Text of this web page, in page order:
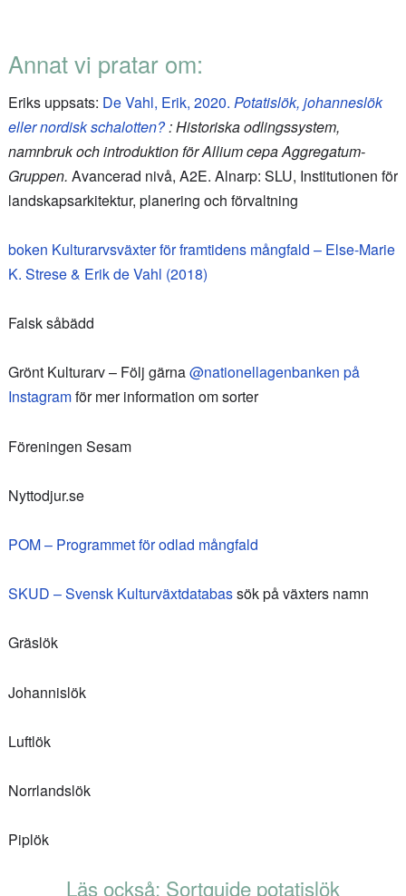
Annat vi pratar om:
Eriks uppsats: De Vahl, Erik, 2020. Potatislök, johanneslök
eller nordisk schalotten?: Historiska odlingssystem,
namnbruk och introduktion för Allium cepa Aggregatum-
Gruppen. Avancerad nivå, A2E. Alnarp: SLU, Institutionen för
landskapsarkitektur, planering och förvaltning
boken Kulturarvsväxter för framtidens mångfald – Else-Marie
K. Strese & Erik de Vahl (2018)
Falsk såbädd
Grönt Kulturarv – Följ gärna@nationellagenbanken på
Instagramför mer information om sorter
Föreningen Sesam
Nyttodjur.se
POM – Programmet för odlad mångfald
SKUD – Svensk Kulturväxtdatabassök på växters namn
Gräslök
Johannislök
Luftlök
Norrlandslök
Piplök
Läs också: Sortguide potatislök